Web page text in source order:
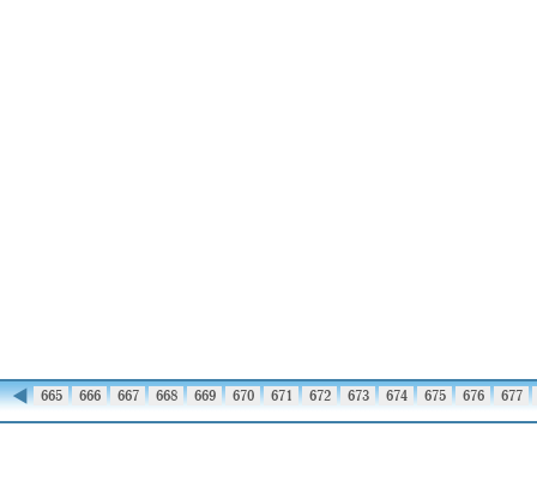
◀
664 665 666 667 668 669 670 671 672 673 674 675 676 677